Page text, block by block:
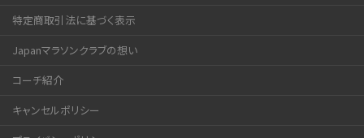
特定商取引法に基づく表示
Japanマラソンクラブの想い
コーチ紹介
キャンセルポリシー